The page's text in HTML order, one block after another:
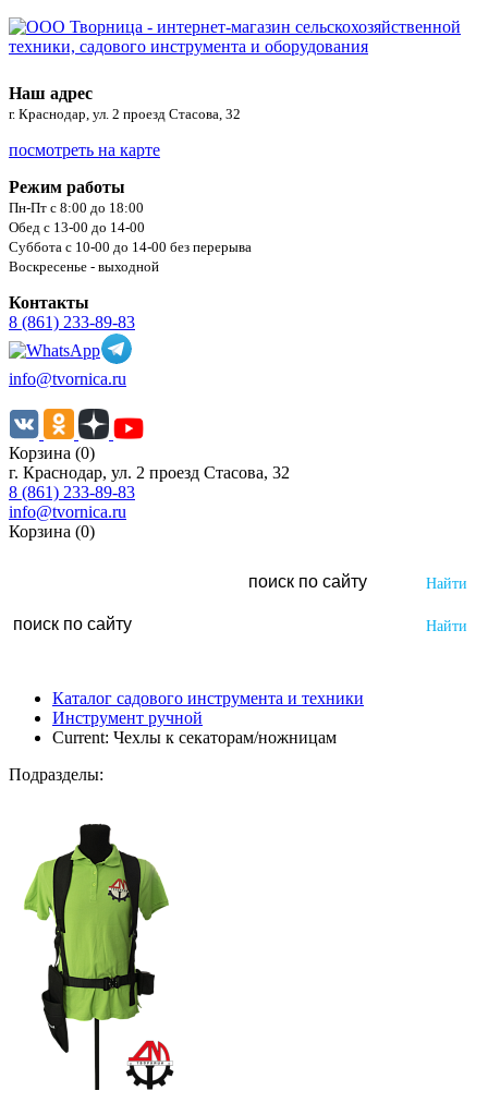
Наш адрес
г. Краснодар, ул. 2 проезд Стасова, 32
посмотреть на карте
Режим работы
Пн-Пт с 8:00 до 18:00
Обед с 13-00 до 14-00
Суббота с 10-00 до 14-00 без перерыва
Воскресенье - выходной
Контакты
8 (861) 233-89-83
info@tvornica.ru
Корзина (0)
г. Краснодар, ул. 2 проезд Стасова, 32
8 (861) 233-89-83
info@tvornica.ru
Корзина (0)
Каталог садового инструмента и техники
Инструмент ручной
Current: Чехлы к секаторам/ножницам
Подразделы: